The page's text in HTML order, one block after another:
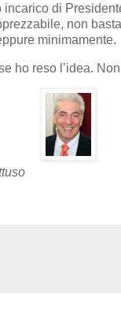
incarico di
non
minimamente.
ho reso l’idea.